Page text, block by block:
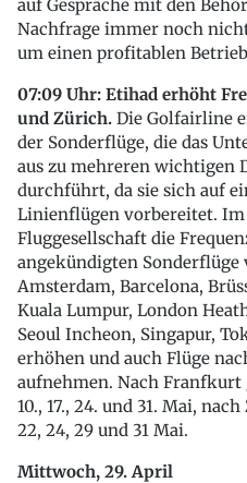
auf Gespräche mit den
Nachfrage immer noch
um einen profitablen
07:09 Uhr: Etihad erhöht
und Zürich. Die Golfairline
der Sonderflüge, die das
aus zu mehreren wichtigen
durchführt, da sie sich auf
Linienflügen vorbereitet. Im
Fluggesellschaft die
angekündigten Sonderflüge
Amsterdam, Barcelona,
Kuala Lumpur, London
Seoul Incheon, Singapur,
erhöhen und auch Flüge
aufnehmen. Nach Franfkurt
10., 17., 24. und 31. Mai, nach
22, 24, 29 und 31 Mai.
Mittwoch, 29. April